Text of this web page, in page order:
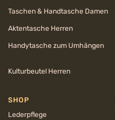
Taschen & Handtasche Damen
Aktentasche Herren
Handytasche zum Umhängen
Kulturbeutel Herren
SHOP
Lederpflege